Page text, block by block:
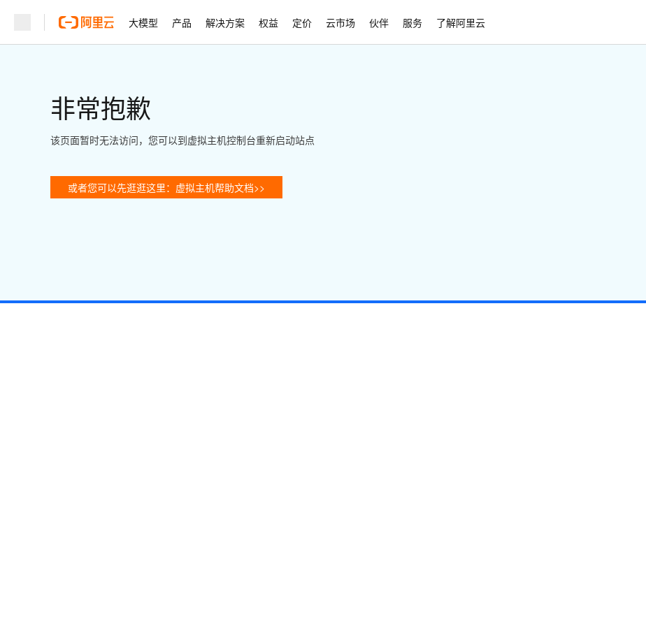
大模型 产品 解决方案 权益 定价 云市场 伙伴 服务 了解阿里云
非常抱歉
该页面暂时无法访问，您可以到虚拟主机控制台重新启动站点
或者您可以先逛逛这里：虚拟主机帮助文档>>